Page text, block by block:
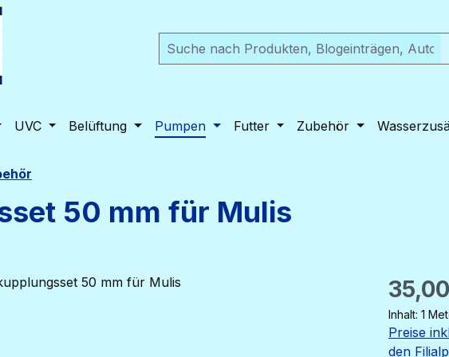
UVC Belüftung Pumpen Futter Zubehör
50 mm für Mulis
Regulärer
Inhalt: 1
Preise
den